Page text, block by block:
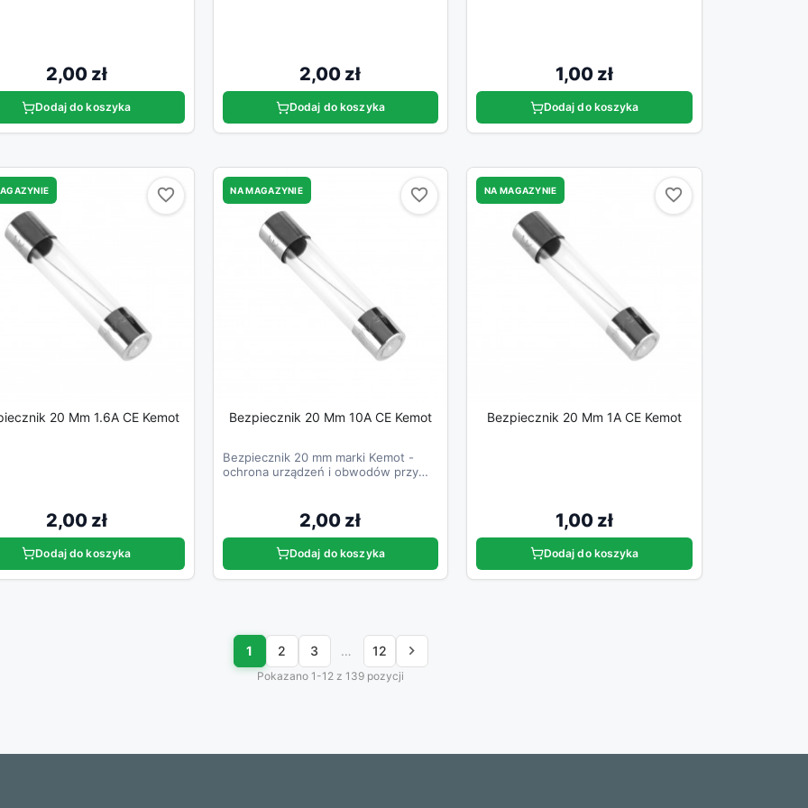
2,00 zł
Dodaj do koszyka
2,00 zł
Dodaj do koszyka
1,00 zł
Dodaj do koszyka
favorite_border
20 Mm 1.6A CE Kemot
2,00 zł
Dodaj do koszyka
favorite_border NA MAGAZYNIE favorite_border
Bezpiecznik 20 Mm 10A CE Kemot
Bezpiecznik 20 mm marki Kemot -
ochrona urządzeń i obwodów przy
2,00 zł
Dodaj do koszyka
favorite_border NA MAGAZYNIE favorite_border
Bezpiecznik 20 Mm 1A CE Kemot
1,00 zł
Dodaj do koszyka
favorite_border
1 2 3 … 12 
Pokazano 1-12 z 139 pozycji